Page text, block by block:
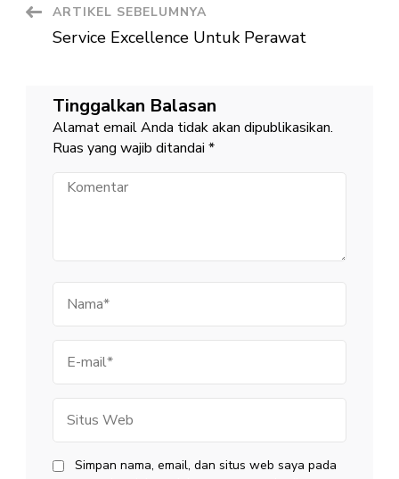
Navigasi
Artikel
ARTIKEL SEBELUMNYA
Service Excellence Untuk Perawat
Tinggalkan Balasan
Alamat email Anda tidak akan dipublikasikan.
Ruas yang wajib ditandai *
Komentar
mail
Web
Simpan nama, email, dan situs web saya pada